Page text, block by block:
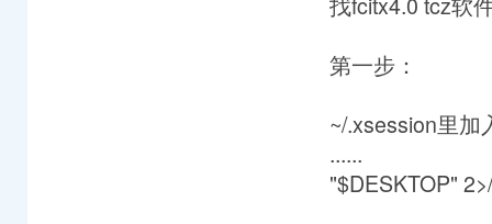
第一步：
~/.xsession里加
......
"$DESKTOP"